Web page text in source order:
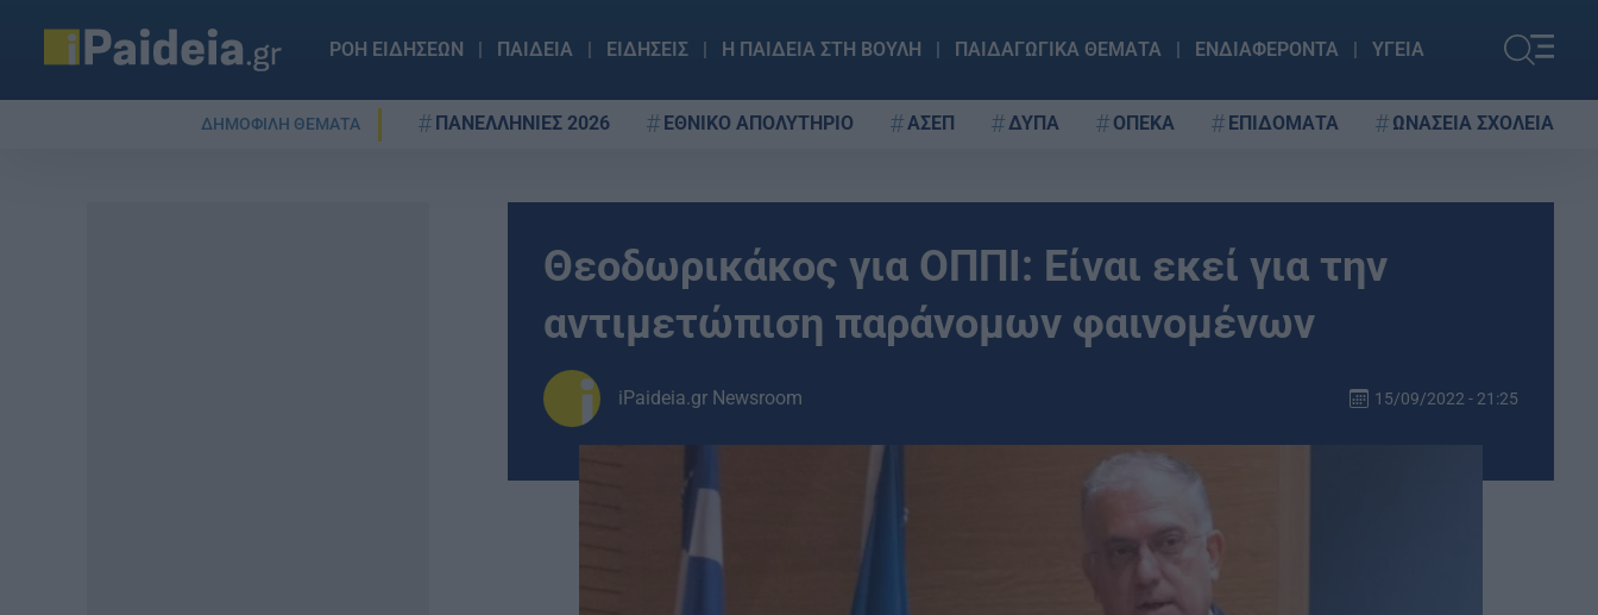
ΡΟΗ ΕΙΔΗΣΕΩΝ ΠΑΙΔΕΙΑ ΕΙΔΗΣΕΙΣ Η ΠΑΙΔΕΙΑ ΣΤΗ ΒΟΥΛΗ ΠΑΙΔΑΓΩΓΙΚΑ ΘΕΜΑΤΑ ΕΝΔΙΑΦΕΡΟΝΤΑ ΥΓΕΙΑ
ΔΗΜΟΦΙΛΗ ΘΕΜΑΤΑ ΠΑΝΕΛΛΗΝΙΕΣ 2026 ΕΘΝΙΚΟ ΑΠΟΛΥΤΗΡΙΟ ΑΣΕΠ ΔΥΠΑ ΟΠΕΚΑ ΕΠΙΔΟΜΑΤΑ ΩΝΑΣΕΙΑ ΣΧΟΛΕΙΑ
Θεοδωρικάκος για ΟΠΠΙ: Είναι εκεί για την
αντιμετώπιση παράνομων φαινομένων
iPaideia.gr Newsroom 15/09/2022 - 21:25